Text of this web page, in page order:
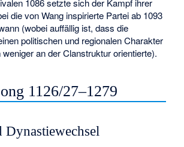
1086 setzte sich der Kampf ihrer
die von Wang inspirierte Partei ab 1093
(wobei auffällig ist, dass die
politischen und regionalen Charakter
an der Clanstruktur orientierte).
1126/27–1279
Dynastiewechsel